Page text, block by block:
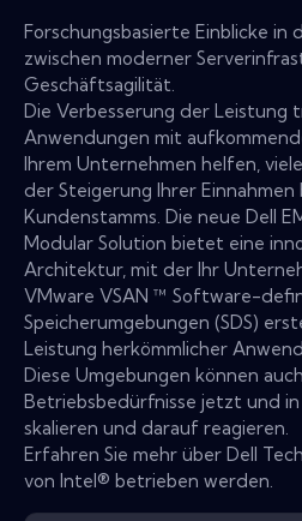
Forschungsbasierte Einblicke in
zwischen moderner
Geschäftsagilität.
Die Verbesserung der Leistung
Anwendungen mit
Ihrem Unternehmen helfen,
der Steigerung Ihrer
Kundenstamms. Die neue Dell
Modular Solution bietet eine
Architektur, mit der Ihr
VMware VSAN ™ Software-
Speicherumgebungen (SDS)
Leistung herkömmlicher
Diese Umgebungen können
Betriebsbedürfnisse jetzt und
skalieren und darauf reagieren.
Erfahren Sie mehr über Dell
von Intel® betrieben werden.